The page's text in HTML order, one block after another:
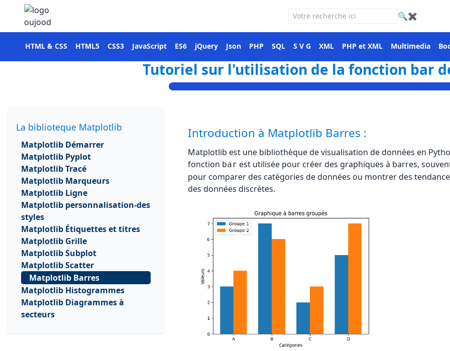
🔍 ✖
HTML & CSS HTML5 CSS3 JavaScript ES6 jQuery Json PHP SQL S V G XML PHP et XML Multimedia
Tutoriel sur l'utilisation de la fonction bar
La biblioteque Matplotlib
Matplotlib Démarrer
Matplotlib Pyplot
Matplotlib Tracé
Matplotlib Marqueurs
Matplotlib Ligne
Matplotlib personnalisation-des
styles
Matplotlib Étiquettes et titres
Matplotlib Grille
Matplotlib Subplot
Matplotlib Scatter
Matplotlib Barres
Matplotlib Histogrammes
Matplotlib Diagrammes à
secteurs
Introduction à Matplotlib Barres :
Matplotlib est une bibliothèque de visualisation de données en
fonction bar est utilisée pour créer des graphiques à barres,
pour comparer des catégories de données ou montrer des
des données discrètes.